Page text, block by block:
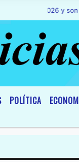
2026 y son las
POLÍTICA